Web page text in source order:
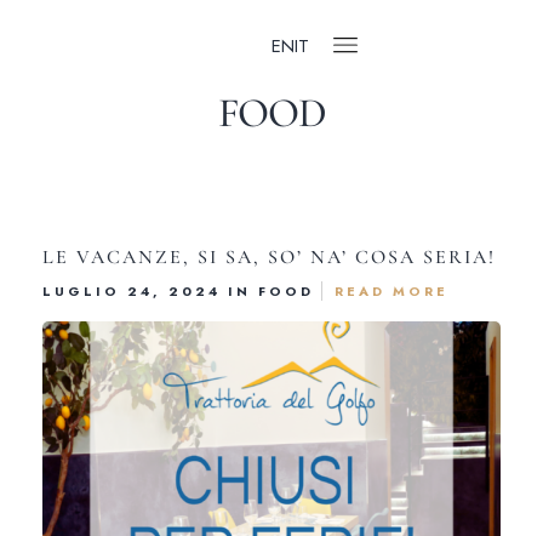
ENIT
FOOD
LE VACANZE, SI SA, SO’ NA’ COSA SERIA!
LUGLIO 24, 2024 IN FOOD READ MORE